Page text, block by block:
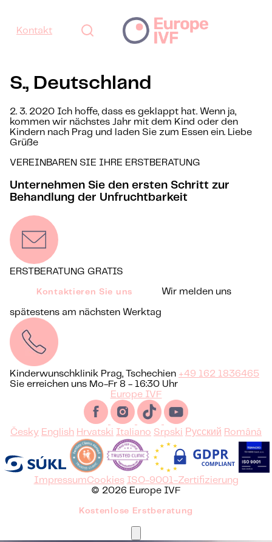
Kontakt
S., Deutschland
2. 3. 2020 Ich hoffe, dass es geklappt hat. Wenn ja,
kommen wir nächstes Jahr mit dem Kind oder den
Kindern nach Prag und laden Sie zum Essen ein. Liebe
Grüße
VEREINBAREN SIE IHRE ERSTBERATUNG
Unternehmen Sie den ersten Schritt zur
Behandlung der Unfruchtbarkeit
ERSTBERATUNG GRATIS
Kontaktieren Sie uns Wir melden uns
spätestens am nächsten Werktag
Kinderwunschklinik Prag, Tschechien +49 162 1836465
Sie erreichen uns Mo-Fr 8 - 16:30 Uhr
Europe IVF
Česky English Hrvatski Italiano Srpski Русский Română
ImpressumCookies
ISO-9001-Zertifizierung
© 2026 Europe IVF
Kostenlose Erstberatung